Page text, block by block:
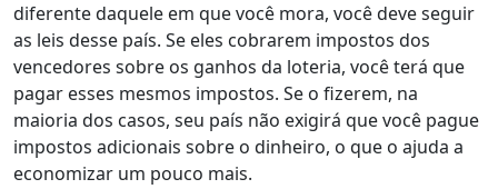
diferente daquele em que você mora, você deve seguir
as leis desse país. Se eles cobrarem impostos dos
vencedores sobre os ganhos da loteria, você terá que
pagar esses mesmos impostos. Se o fizerem, na
maioria dos casos, seu país não exigirá que você pague
impostos adicionais sobre o dinheiro, o que o ajuda a
economizar um pouco mais.